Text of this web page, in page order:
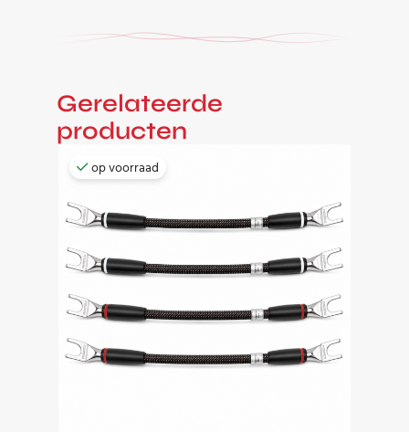
Gerelateerde
producten
op voorraad